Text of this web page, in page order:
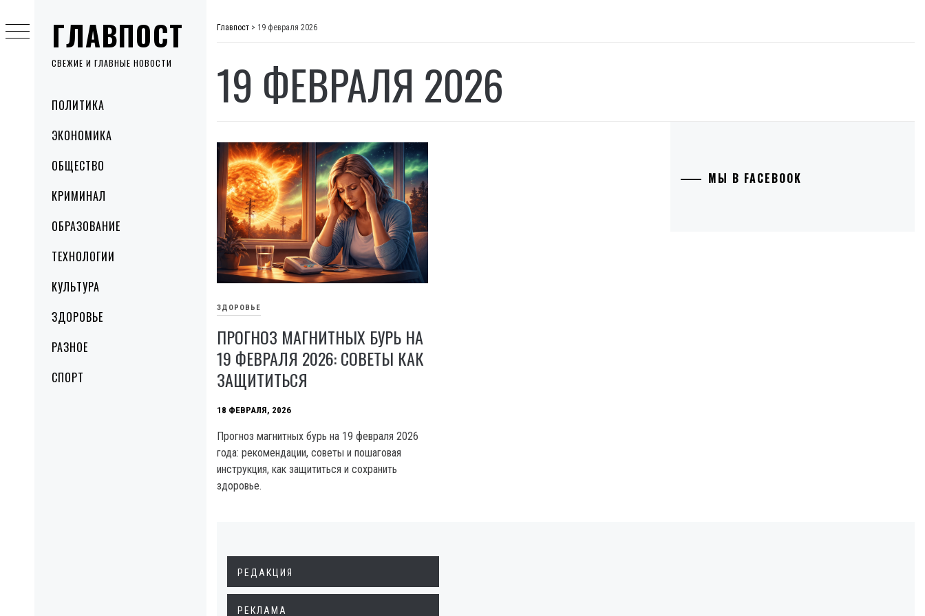
ГЛАВПОСТ
СВЕЖИЕ И ГЛАВНЫЕ НОВОСТИ
MenuПОЛИТИКА
ЭКОНОМИКА
ОБЩЕСТВО
КРИМИНАЛ
ОБРАЗОВАНИЕ
ТЕХНОЛОГИИ
КУЛЬТУРА
ЗДОРОВЬЕ
РАЗНОЕ
СПОРТ
to
content
Главпост > 19 февраля 2026
19 ФЕВРАЛЯ 2026
ЗДОРОВЬЕ
ПРОГНОЗ МАГНИТНЫХ БУРЬ НА
19 ФЕВРАЛЯ 2026: СОВЕТЫ КАК
ЗАЩИТИТЬСЯ
18 ФЕВРАЛЯ, 2026
Прогноз магнитных бурь на 19 февраля 2026
года: рекомендации, советы и пошаговая
инструкция, как защититься и сохранить
здоровье.
МЫ В FACEBOOK
РЕДАКЦИЯ
РЕКЛАМА